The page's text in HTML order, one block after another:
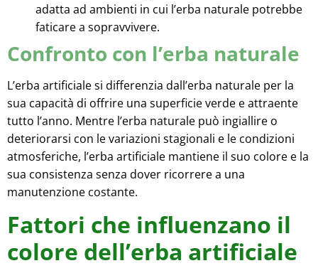
adatta ad ambienti in cui l’erba naturale potrebbe
faticare a sopravvivere.
Confronto con l’erba naturale
L’erba artificiale si differenzia dall’erba naturale per la
sua capacità di offrire una superficie verde e attraente
tutto l’anno. Mentre l’erba naturale può ingiallire o
deteriorarsi con le variazioni stagionali e le condizioni
atmosferiche, l’erba artificiale mantiene il suo colore e la
sua consistenza senza dover ricorrere a una
manutenzione costante.
Fattori che influenzano il
colore dell’erba artificiale